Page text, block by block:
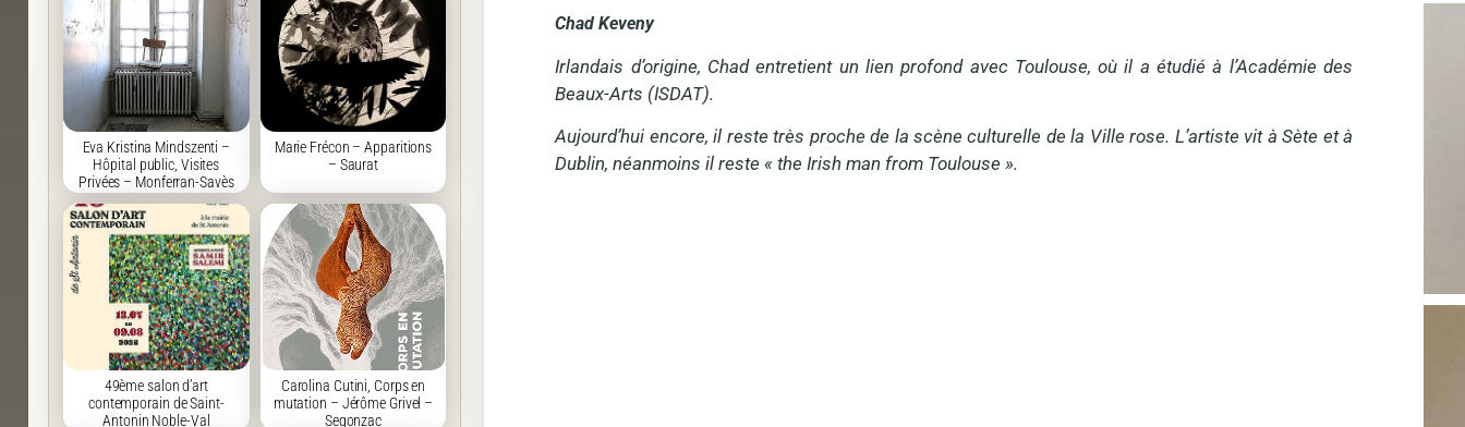
Eva Kristina Mindszenti –
Hôpital public, Visites
Privées – Monferran-Savès
Marie Frécon – Apparitions
– Saurat
49ème salon d’art
contemporain de Saint-
Antonin Noble-Val
Carolina Cutini, Corps en
mutation – Jérôme Grivel –
Segonzac
Chad Keveny
Irlandais d’origine, Chad entretient un lien profond avec Toulouse, où il a étudié à l’Académie des
Beaux-Arts (ISDAT).
Aujourd’hui encore, il reste très proche de la scène culturelle de la Ville rose. L’artiste vit à Sète et à
Dublin, néanmoins il reste « the Irish man from Toulouse ».